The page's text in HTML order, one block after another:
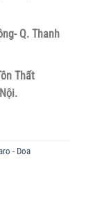
Q. Thanh
Thất
- Doa